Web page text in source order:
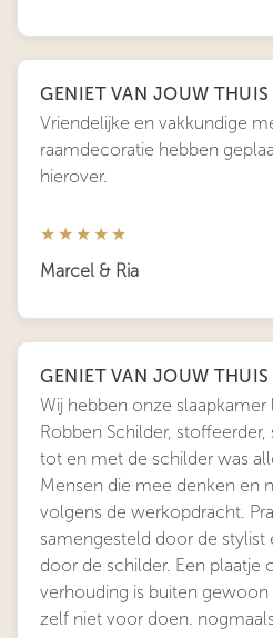
GENIET VAN JOUW THUIS
Vriendelijke en vakkundige
raamdecoratie hebben
hierover.
★★★★★
Marcel & Ria
GENIET VAN JOUW THUIS
Wij hebben onze
Robben Schilder, stoffeerder,
tot en met de schilder was
Mensen die mee denken en
volgens de werkopdracht.
samengesteld door de
door de schilder. Een plaatje
verhouding is buiten
zelf niet voor doen.